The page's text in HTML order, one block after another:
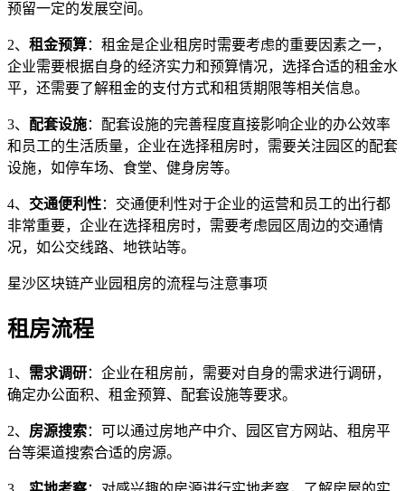
预留一定的发展空间。
2、 租金预算：租金是企业租房时需要考虑的重要因素之一，
企业需要根据自身的经济实力和预算情况，选择合适的租金水
平，还需要了解租金的支付方式和租赁期限等相关信息。
3、 配套设施：配套设施的完善程度直接影响企业的办公效率
和员工的生活质量，企业在选择租房时，需要关注园区的配套
设施，如停车场、食堂、健身房等。
4、 交通便利性：交通便利性对于企业的运营和员工的出行都
非常重要，企业在选择租房时，需要考虑园区周边的交通情
况，如公交线路、地铁站等。
星沙区块链产业园租房的流程与注意事项
租房流程
1、 需求调研：企业在租房前，需要对自身的需求进行调研，
确定办公面积、租金预算、配套设施等要求。
2、 房源搜索：可以通过房地产中介、园区官方网站、租房平
台等渠道搜索合适的房源。